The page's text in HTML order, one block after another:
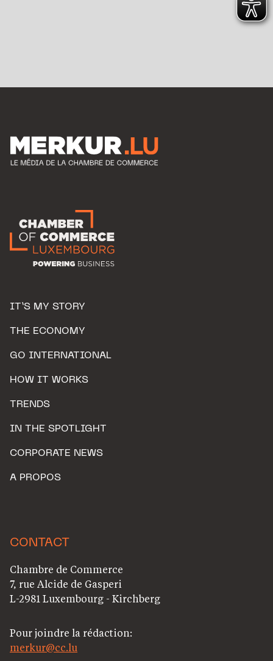
IT’S MY STORY
THE ECONOMY
GO INTERNATIONAL
HOW IT WORKS
TRENDS
IN THE SPOTLIGHT
CORPORATE NEWS
A PROPOS
CONTACT
Chambre de Commerce
7, rue Alcide de Gasperi
L-2981 Luxembourg - Kirchberg
Pour joindre la rédaction:
merkur@cc.lu